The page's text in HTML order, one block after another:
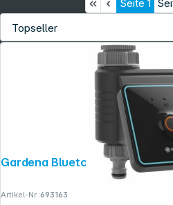
Seite 1
Gardena Bluetooth
Artikel-Nr.:693163